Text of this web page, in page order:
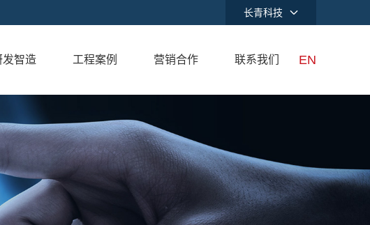
长青科技
发智造 工程案例 营销合作 联系我们 EN